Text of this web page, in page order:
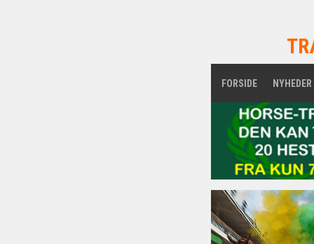
FORSIDE NYHEDER